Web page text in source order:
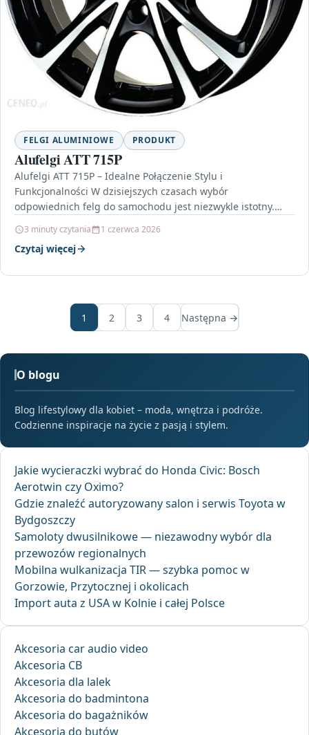
FELGI ALUMINIOWE PRODUKT
Alufelgi ATT 715P
Alufelgi ATT 715P – Idealne Połączenie Stylu i
Funkcjonalności W dzisiejszych czasach wybór
odpowiednich felg do samochodu jest niezwykle istotny.
3 minuty czytania 1 czerwca 2026
Czytaj więcej
1 2 3 4 Następna →
O blogu
Blog lifestylowy dla kobiet – moda, wnętrza i podróże.
Codzienne inspiracje na życie z pasją i stylem.
Jakie wycieraczki wybrać do Honda Civic: Bosch
Aerotwin czy Oximo?
Gdzie znaleźć autoryzowany salon i serwis Toyota w
Bydgoszczy
Samoloty dwusilnikowe — niezawodny wybór dla
przewozów regionalnych
Mobilna wulkanizacja TIR — szybka pomoc w
Gorzowie, Przytocznej i okolicach
Import auta z USA w Kolnie i całej Polsce
Akcesoria car audio video
Akcesoria CB
Akcesoria dla lalek
Akcesoria do badmintona
Akcesoria do bagażników
Akcesoria do butów